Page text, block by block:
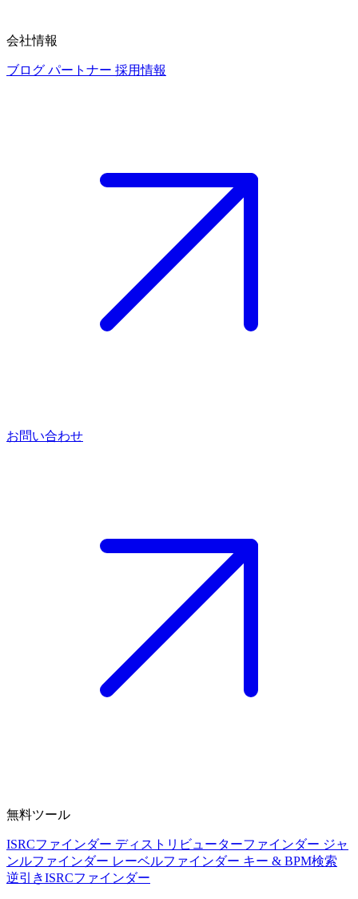
会社情報
ブログ パートナー 採用情報
お問い合わせ
無料ツール
ISRCファインダー ディストリビューターファインダー ジャ
ンルファインダー レーベルファインダー キー & BPM検索
逆引きISRCファインダー